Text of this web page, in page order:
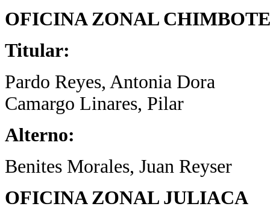
OFICINA ZONAL CHIMBOTE
Titular:
Pardo Reyes, Antonia Dora
Camargo Linares, Pilar
Alterno:
Benites Morales, Juan Reyser
OFICINA ZONAL JULIACA